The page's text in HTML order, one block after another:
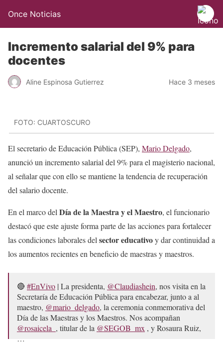
Once Noticias
Incremento salarial del 9% para
docentes
Aline Espinosa Gutierrez Hace 3 meses
FOTO: CUARTOSCURO
El secretario de Educación Pública (SEP), Mario Delgado,
anunció un incremento salarial del 9% para el magisterio nacional,
al señalar que con ello se mantiene la tendencia de recuperación
del salario docente.
En el marco del Día de la Maestra y el Maestro, el funcionario
destacó que este ajuste forma parte de las acciones para fortalecer
las condiciones laborales del sector educativoy dar continuidad a
los aumentos recientes en beneficio de maestras y maestros.
🔴 #EnVivo | La presidenta, @Claudiashein, nos visita en la
Secretaría de Educación Pública para encabezar, junto a al
maestro, @mario_delgado, la ceremonia conmemorativa del
Día de las Maestras y los Maestros. Nos acompañan
@rosaicela_ , titular de la @SEGOB_mx , y Rosaura Ruiz,
…